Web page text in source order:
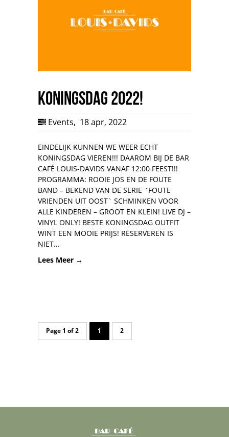
KONINGSDAG 2022!
Events, 18 apr, 2022
EINDELIJK KUNNEN WE WEER ECHT
KONINGSDAG VIEREN!!! DAAROM BIJ DE BAR
CAFÉ LOUIS-DAVIDS VANAF 12:00 FEEST!!!
PROGRAMMA: ROOIE JOS EN DE FOUTE
BAND – BEKEND VAN DE SERIE `FOUTE
VRIENDEN UIT OOST` SCHMINKEN VOOR
ALLE KINDEREN – GROOT EN KLEIN! LIVE DJ –
VINYL ONLY! BESTE KONINGSDAG OUTFIT
WINT EEN MOOIE PRIJS! RESERVEREN IS
NIET…
Lees Meer →
Page 1 of 2 1 2